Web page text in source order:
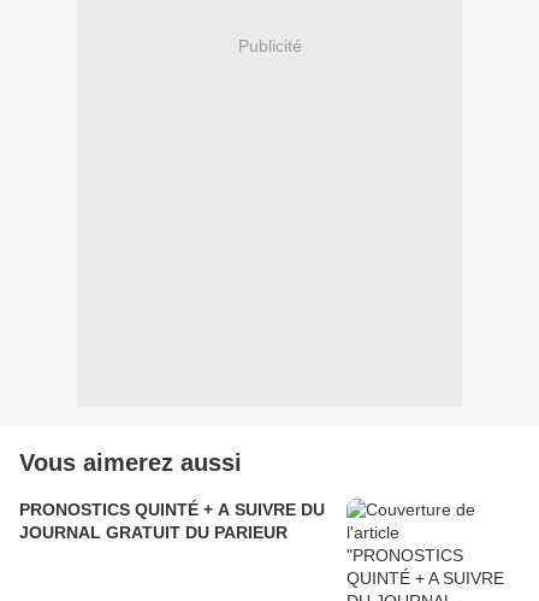
Publicité
Vous aimerez aussi
PRONOSTICS QUINTÉ + A SUIVRE DU
JOURNAL GRATUIT DU PARIEUR